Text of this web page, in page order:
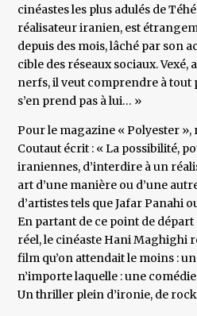
cinéastes les plus adulés de
réalisateur iranien, est
depuis des mois, lâché par son
cible des réseaux sociaux. Vexé,
nerfs, il veut comprendre à
s’en prend pas à lui… »
Pour le magazine « Polyester
Coutaut écrit : « La possibilité,
iraniennes, d’interdire à un
art d’une manière ou d’une
d’artistes tels que Jafar Panahi
En partant de ce point de
réel, le cinéaste Hani Maghighi
film qu’on attendait le moins :
n’importe laquelle : une
Un thriller plein d’ironie, de